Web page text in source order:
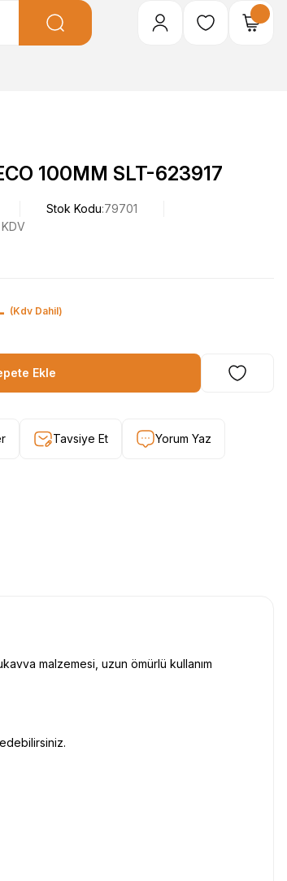
100MM SLT-623917
Stok Kodu 79701
(Kdv Dahil)
Ekle
Tavsiye Et Yorum Yaz
malzemesi, uzun ömürlü kullanım